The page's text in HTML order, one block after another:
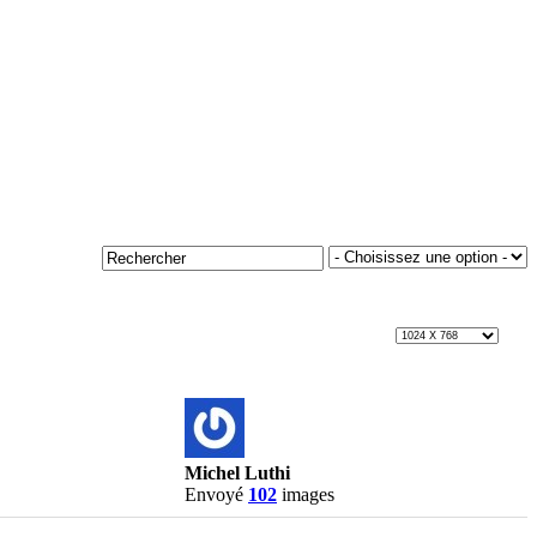
Michel Luthi
Envoyé 102 images